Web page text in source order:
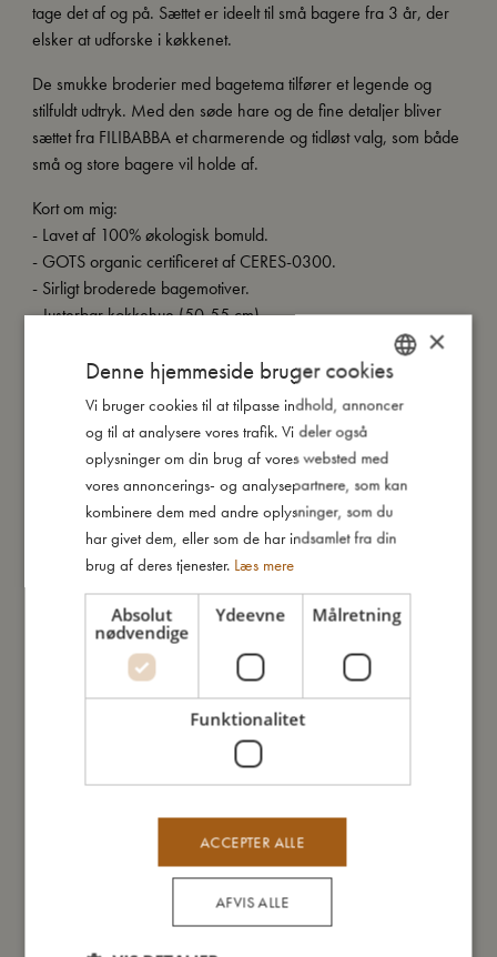
tage det af og på. Sættet er ideelt til små bagere fra 3 år, der
elsker at udforske i køkkenet.
De smukke broderier med bagetema tilfører et legende og
stilfuldt udtryk. Med den søde hare og de fine detaljer bliver
sættet fra FILIBABBA et charmerende og tidløst valg, som både
små og store bagere vil holde af.
Kort om mig:
- Lavet af 100% økologisk bomuld.
- GOTS organic certificeret af CERES-0300.
- Sirligt broderede bagemotiver.
- Justerbar kokkehue (50-55 cm).
- Egnet fra: 3 år.
Så stor er jeg
Jeg er lavet af
Sådan plejer du mig
Du vil måske også kunne lide
DANISH
GERMAN
×
Denne hjemmeside bruger cookies
Vi bruger cookies til at tilpasse indhold, annoncer
og til at analysere vores trafik. Vi deler også
oplysninger om din brug af vores websted med
vores annoncerings- og analysepartnere, som kan
kombinere dem med andre oplysninger, som du
har givet dem, eller som de har indsamlet fra din
brug af deres tjenester. Læs mere
Absolut
nødvendige
Ydeevne Målretning
Funktionalitet
ACCEPTER ALLE
AFVIS ALLE